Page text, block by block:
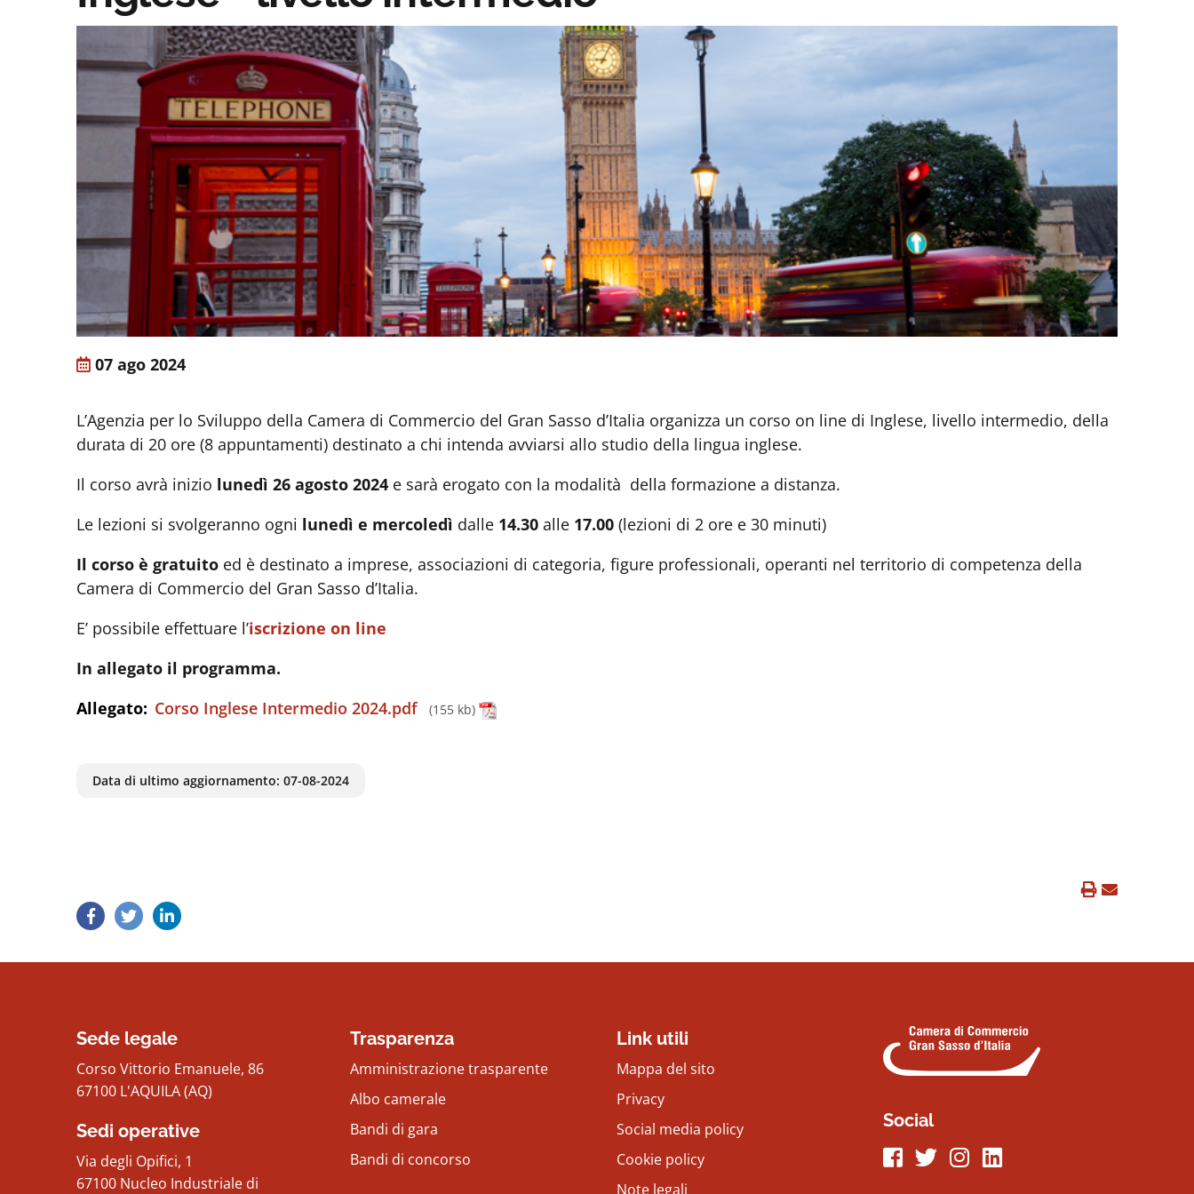
07 ago 2024
L’Agenzia per lo Sviluppo della Camera di Commercio del Gran Sasso d’Italia organizza un corso on line di Inglese, livello intermedio, della
durata di 20 ore (8 appuntamenti) destinato a chi intenda avviarsi allo studio della lingua inglese.
Il corso avrà inizio lunedì 26 agosto 2024 e sarà erogato con la modalità della formazione a distanza.
Le lezioni si svolgeranno ogni lunedì e mercoledì dalle 14.30 alle 17.00 (lezioni di 2 ore e 30 minuti)
Il corso è gratuito ed è destinato a imprese, associazioni di categoria, figure professionali, operanti nel territorio di competenza della
Camera di Commercio del Gran Sasso d’Italia.
E’ possibile effettuare l’iscrizione on line
In allegato il programma.
Allegato: Corso Inglese Intermedio 2024.pdf (155 kb)
Data di ultimo aggiornamento: 07-08-2024
Sede legale
Corso Vittorio Emanuele, 86
67100 L'AQUILA (AQ)
Sedi operative
Via degli Opifici, 1
67100 Nucleo Industriale di
Trasparenza
Amministrazione trasparente
Albo camerale
Bandi di gara
Bandi di concorso
Link utili
Mappa del sito
Privacy
Social media policy
Cookie policy
Note legali
Social
Seguici su Facebook
Seguici su Twitter
Seguici su Instagram
Seguici su LinkeIn